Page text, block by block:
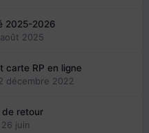
2025-2026
2025
carte RP en ligne
décembre 2022
de retour
26 juin